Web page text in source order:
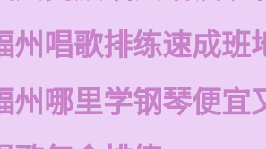
州唱歌排练速成班
州哪里学钢琴便宜